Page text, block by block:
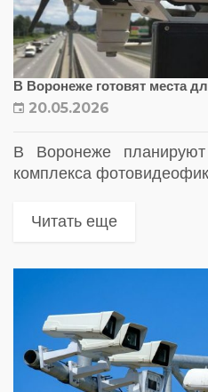
В Воронеже готовят места
20.05.2026
В Воронеже
комплекса
Читать еще